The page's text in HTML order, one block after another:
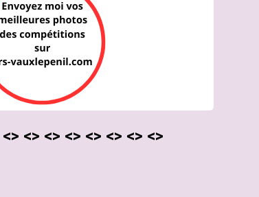
<> <> <> <> <> <> <>